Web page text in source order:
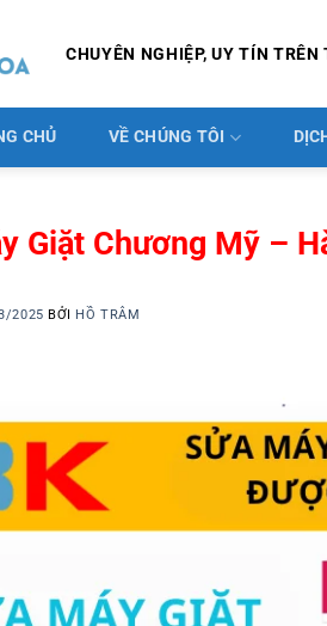
CHUYÊN NGHIỆP, UY TÍN TRÊN
CHỦ VỀ CHÚNG TÔI
Giặt Chương Mỹ –
2025 BỞI HỒ TRÂM